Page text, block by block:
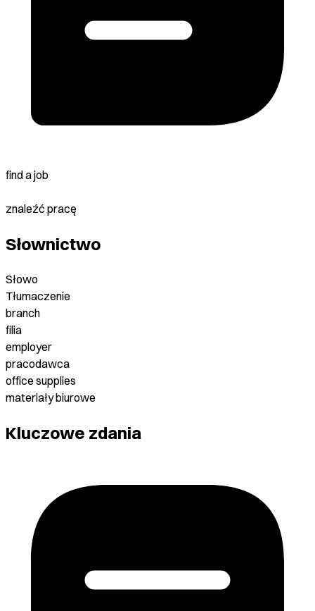
find a job
znaleźć pracę
Słownictwo
Słowo
Tłumaczenie
branch
filia
employer
pracodawca
office supplies
materiały biurowe
Kluczowe zdania